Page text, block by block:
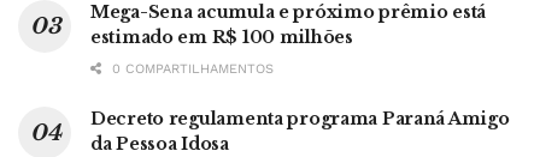
Mega-Sena acumula e próximo prêmio está
estimado em R$ 100 milhões
0 COMPARTILHAMENTOS
Decreto regulamenta programa Paraná Amigo
da Pessoa Idosa